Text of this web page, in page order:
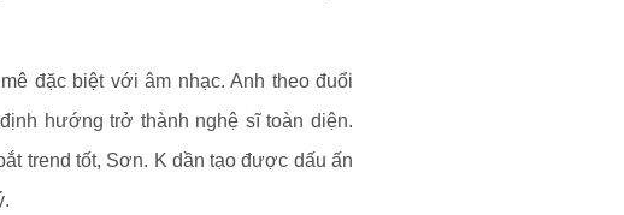
đặc biệt với âm nhạc. Anh theo đuổi
hướng trở thành nghệ sĩ toàn diện.
trend tốt, Sơn. K dần tạo được dấu ấn